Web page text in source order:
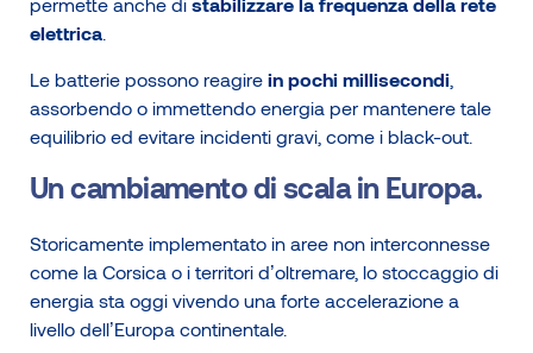
elettrica
Le batterie possono reagire in pochi millisecondi
assorbendo o immettendo energia per mantenere tale
equilibrio ed evitare incidenti gravi, come i black-out.
Un cambiamento di scala in Europa.
Storicamente implementato in aree non interconnesse
come la Corsica o i territori d’oltremare, lo stoccaggio di
energia sta oggi vivendo una forte accelerazione a
livello dell’Europa continentale.